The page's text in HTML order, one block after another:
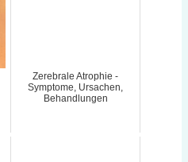
Zerebrale Atrophie -
Symptome, Ursachen,
Behandlungen